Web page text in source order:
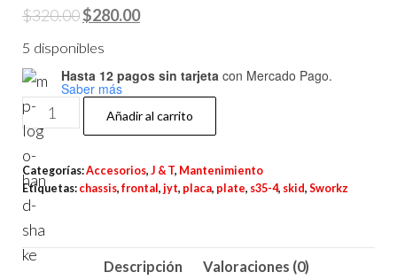
$320.00El
precio
era:
$320.00.
$280.00El
$280.00.
5 disponibles
Hasta 12 pagos sin tarjeta con Mercado Pago.
Saber más
J
&
T
Placa
Frontal
para
el
Añadir al carrito
Categorías:Accesorios, J & T, Mantenimiento
Etiquetas: chassis, frontal , jyt, placa, plate, s35-4, skid, Sworkz
Descripción Valoraciones (0)